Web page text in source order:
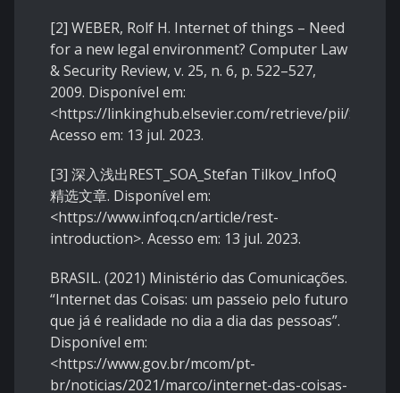
[2] WEBER, Rolf H. Internet of things – Need
for a new legal environment? Computer Law
& Security Review, v. 25, n. 6, p. 522–527,
2009. Disponível em:
<https://linkinghub.elsevier.com/retrieve/pii/
Acesso em: 13 jul. 2023.
[3] 深入浅出REST_SOA_Stefan Tilkov_InfoQ
精选文章. Disponível em:
<https://www.infoq.cn/article/rest-
introduction>. Acesso em: 13 jul. 2023.
BRASIL. (2021) Ministério das Comunicações.
“Internet das Coisas: um passeio pelo futuro
que já é realidade no dia a dia das pessoas”.
Disponível em:
<https://www.gov.br/mcom/pt-
br/noticias/2021/marco/internet-das-coisas-